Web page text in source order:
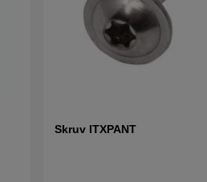
Skruv ITXPANT